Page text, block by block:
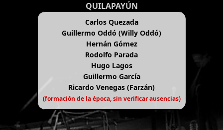
QUILAPAYÚN
Carlos Quezada
Guillermo Oddó (Willy Oddó)
Hernán Gómez
Rodolfo Parada
Hugo Lagos
Guillermo García
Ricardo Venegas (Farzán)
(formación de la época, sin verificar ausencias)